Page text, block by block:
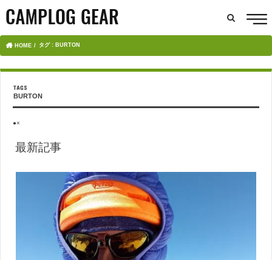
HOME タグ : BURTON
BURTON
●×
最新記事